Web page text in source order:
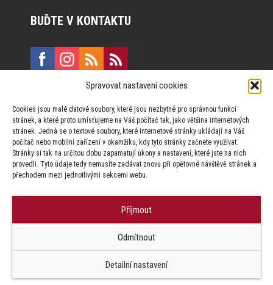
Spravovat nastavení cookies
Cookies jsou malé datové soubory, které jsou nezbytné pro správnou funkci
stránek, a které proto umísťujeme na Váš počítač tak, jako většina internetových
stránek. Jedná se o textové soubory, které internetové stránky ukládají na Váš
počítač nebo mobilní zařízení v okamžiku, kdy tyto stránky začnete využívat.
Stránky si tak na určitou dobu zapamatují úkony a nastavení, které jste na nich
provedli. Tyto údaje tedy nemusíte zadávat znovu při opětovné návštěvě stránek a
přechodem mezi jednotlivými sekcemi webu.
Příjmout
Odmítnout
Detailní nastavení
BUĎTE V KONTAKTU
Vinohradská 190, 130 00 Praha 3
Za publikovaný obsah odpovídají jednotliví autoři.
Factory s.r.o. zapovězeno.